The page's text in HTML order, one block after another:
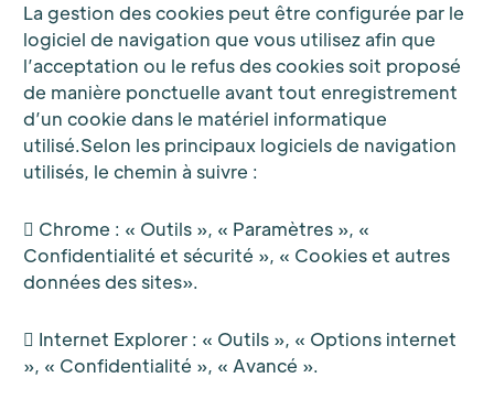
La gestion des cookies peut être configurée par le
logiciel de navigation que vous utilisez afin que
l’acceptation ou le refus des cookies soit proposé
de manière ponctuelle avant tout enregistrement
d’un cookie dans le matériel informatique
utilisé.Selon les principaux logiciels de navigation
utilisés, le chemin à suivre :
 Chrome : « Outils », « Paramètres », «
Confidentialité et sécurité », « Cookies et autres
données des sites».
 Internet Explorer : « Outils », « Options internet
», « Confidentialité », « Avancé ».